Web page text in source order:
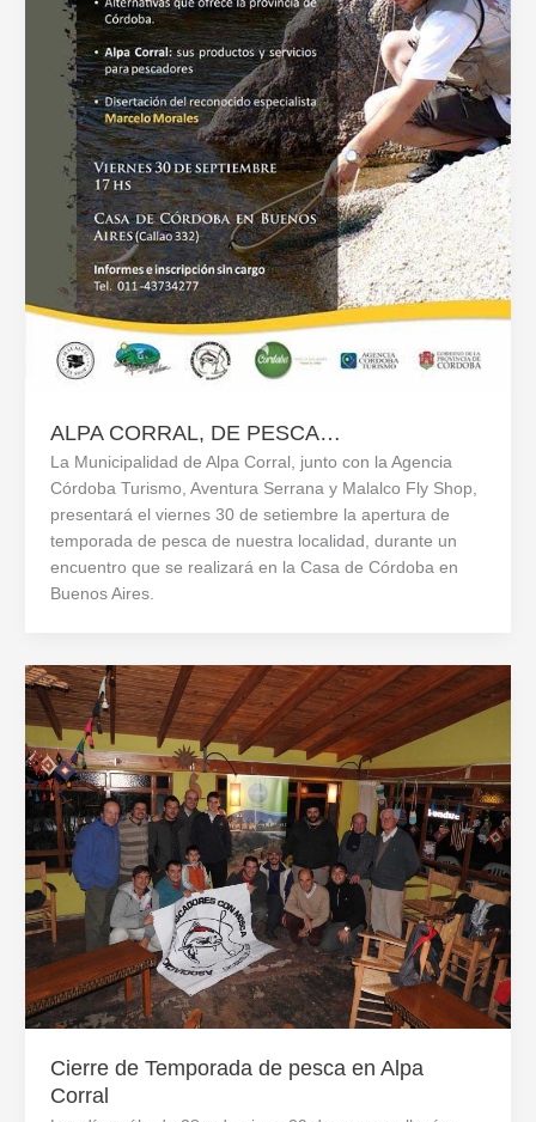
ALPA CORRAL, DE PESCA…
La Municipalidad de Alpa Corral, junto con la Agencia
Córdoba Turismo, Aventura Serrana y Malalco Fly Shop,
presentará el viernes 30 de setiembre la apertura de
temporada de pesca de nuestra localidad, durante un
encuentro que se realizará en la Casa de Córdoba en
Buenos Aires.
Cierre de Temporada de pesca en Alpa
Corral